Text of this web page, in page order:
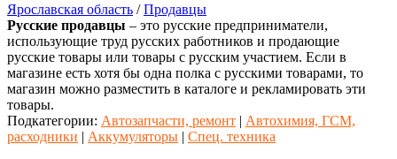
Ярославская область /Продавцы
Русские продавцы – это русские предприниматели,
использующие труд русских работников и продающие
русские товары или товары с русским участием. Если в
магазине есть хотя бы одна полка с русскими товарами, то
магазин можно разместить в каталоге и рекламировать эти
товары.
Подкатегории: Автозапчасти, ремонт | Автохимия, ГСМ,
расходники | Аккумуляторы | Спец. техника